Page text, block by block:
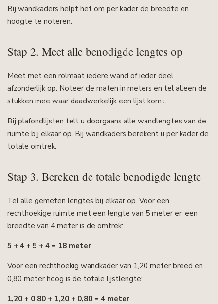
Bij wandkaders helpt het om per kader de breedte en
hoogte te noteren.
Stap 2. Meet alle benodigde lengtes op
Meet met een rolmaat iedere wand of ieder deel
afzonderlijk op. Noteer de maten in meters en tel alleen de
stukken mee waar daadwerkelijk een lijst komt.
Bij plafondlijsten telt u doorgaans alle wandlengtes van de
ruimte bij elkaar op. Bij wandkaders berekent u per kader de
totale omtrek.
Stap 3. Bereken de totale benodigde lengte
Tel alle gemeten lengtes bij elkaar op. Voor een
rechthoekige ruimte met een lengte van 5 meter en een
breedte van 4 meter is de omtrek:
5 + 4 + 5 + 4 = 18 meter
Voor een rechthoekig wandkader van 1,20 meter breed en
0,80 meter hoog is de totale lijstlengte:
1,20 + 0,80 + 1,20 + 0,80 = 4 meter